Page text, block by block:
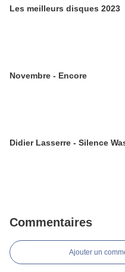
Les meilleurs disques 2023
Novembre - Encore
Didier Lasserre - Silence
Commentaires
Ajouter un